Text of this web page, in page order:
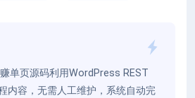
单页源码利用WordPress REST
内容，无需人工维护，系统自动完